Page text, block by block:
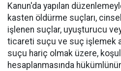
Kanun'da yapılan
kasten öldürme suçları,
işlenen suçlar, uyuşturucu
ticareti suçu ve suç işlemek
suçu hariç olmak üzere,
hesaplanmasında